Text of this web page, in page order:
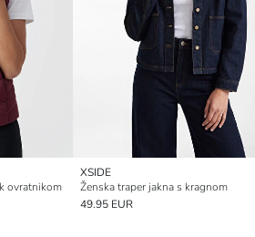
ovratnikom
XSIDE
Ženska traper jakna s kragnom
49.95 EUR